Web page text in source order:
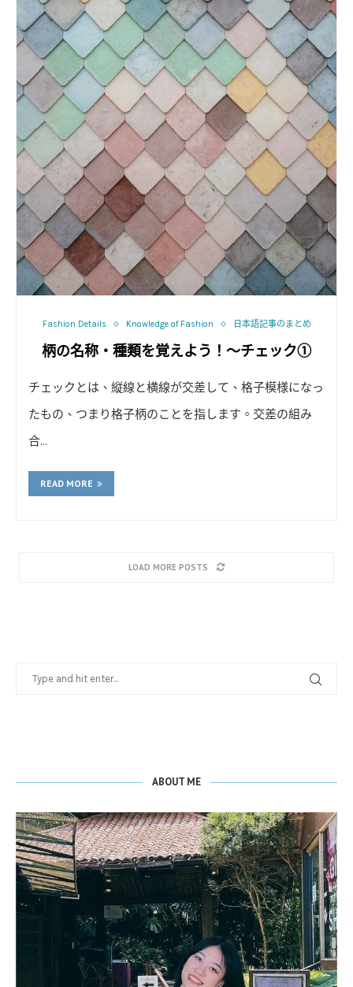
Fashion Details Knowledge of Fashion 日本語記事のまとめ
柄の名称・種類を覚えよう！～チェック①
チェックとは、縦線と横線が交差して、格子模様になっ
たもの、つまり格子柄のことを指します。交差の組み
合…
READ MORE
LOAD MORE POSTS
ABOUT ME